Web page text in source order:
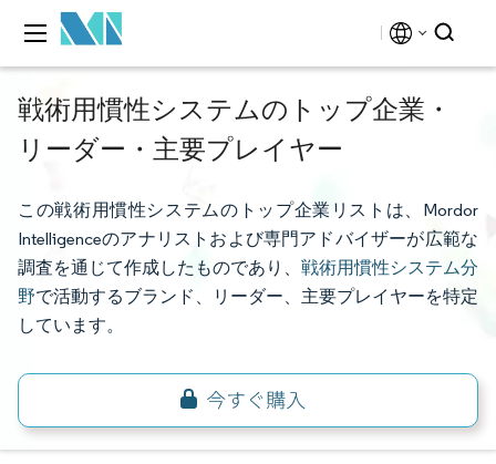
戦術用慣性システムのトップ企業・
リーダー・主要プレイヤー
この戦術用慣性システムのトップ企業リストは、Mordor
Intelligenceのアナリストおよび専門アドバイザーが広範な
調査を通じて作成したものであり、 戦術用慣性システム分
野で活動するブランド、リーダー、主要プレイヤーを特定
しています。